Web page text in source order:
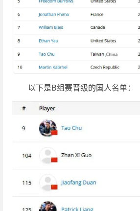
以下是B组赛晋级的国人名单：